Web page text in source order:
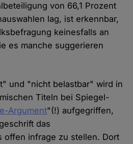
von 66,1 Prozent
lag, ist erkennbar,
keinesfalls an
es manche suggerieren
und "nicht belastbar" wird in
Titeln bei Spiegel-
Argument"(!) aufgegriffen,
das
offen infrage zu stellen. Dort